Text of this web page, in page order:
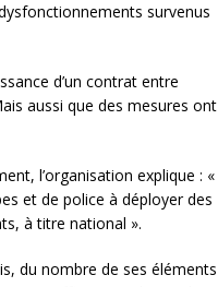
survenus
d’un contrat entre
aussi que des mesures ont
l’organisation explique : «
et de police à déployer des
à titre national ».
du nombre de ses éléments